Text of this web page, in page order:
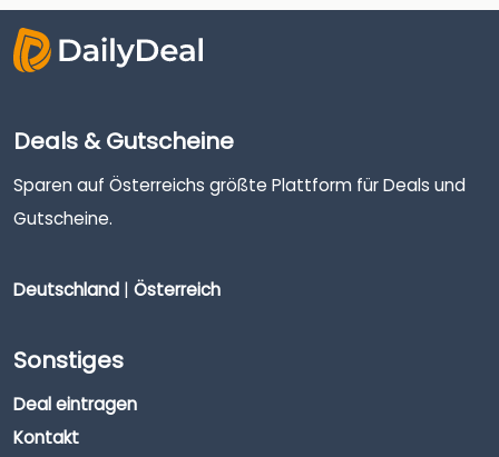
Deals & Gutscheine
Sparen auf Österreichs größte Plattform für Deals und
Gutscheine.
Deutschland | Österreich
Sonstiges
Deal eintragen
Kontakt